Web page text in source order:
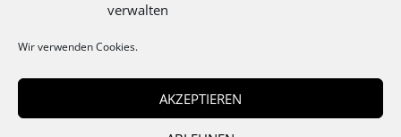
verwalten
Wir verwenden Cookies.
AKZEPTIEREN
Expertise & Technik